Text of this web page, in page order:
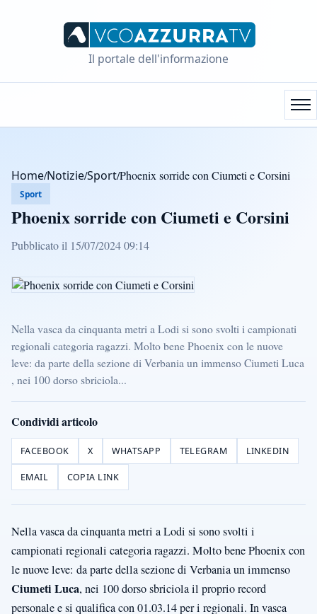
Il portale dell'informazione
Home/Notizie/Sport/Phoenix sorride con Ciumeti e Corsini
Sport
Phoenix sorride con Ciumeti e Corsini
Pubblicato il 15/07/2024 09:14
Nella vasca da cinquanta metri a Lodi si sono svolti i campionati
regionali categoria ragazzi. Molto bene Phoenix con le nuove
leve: da parte della sezione di Verbania un immenso Ciumeti Luca
, nei 100 dorso sbriciola...
Condividi articolo
FACEBOOK X WHATSAPP TELEGRAM LINKEDIN
EMAIL COPIA LINK
Nella vasca da cinquanta metri a Lodi si sono svolti i
campionati regionali categoria ragazzi. Molto bene Phoenix con
le nuove leve: da parte della sezione di Verbania un immenso
Ciumeti Luca, nei 100 dorso sbriciola il proprio record
personale e si qualifica con 01.03.14 per i regionali. In vasca